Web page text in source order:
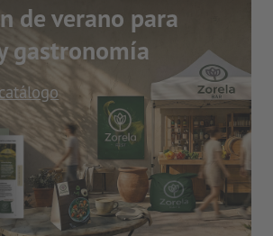
de verano para
gastronomía